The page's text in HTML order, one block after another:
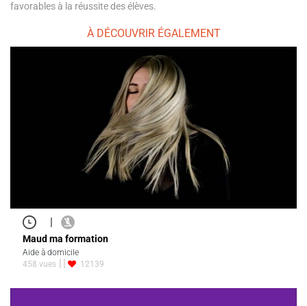
favorables à la réussite des élèves.
À DÉCOUVRIR ÉGALEMENT
|
Maud ma formation
Aide à domicile
458 vues
12139